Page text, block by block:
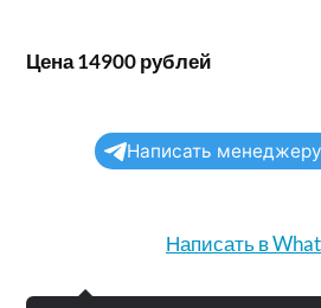
Цена 14900 рублей
Написать
Написать в